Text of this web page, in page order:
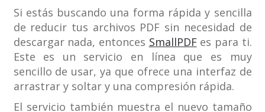
Si estás buscando una forma rápida y sencilla
de reducir tus archivos PDF sin necesidad de
descargar nada, entonces SmallPDFes para ti.
Este es un servicio en línea que es muy
sencillo de usar, ya que ofrece una interfaz de
arrastrar y soltar y una compresión rápida.
El servicio también muestra el nuevo tamaño